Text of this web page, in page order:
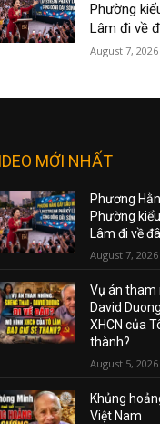
Phường
Lâm đi về
August 7, 2026
MỚI NHẤT
Phương
Phường
Lâm đi về
August 7, 2026
Vụ án tham
David
XHCN của
thành?
August 5, 2026
Khủng
Việt Nam